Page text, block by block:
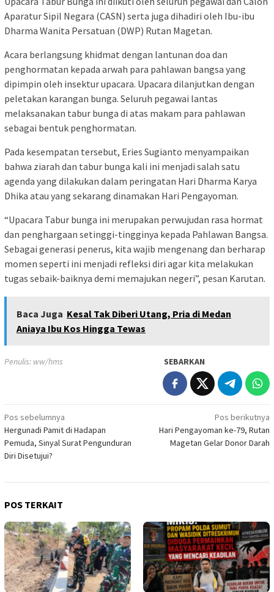
Aparatur Sipil Negara (CASN) serta juga dihadiri oleh Ibu-ibu
Dharma Wanita Persatuan (DWP) Rutan Magetan.
Acara berlangsung khidmat dengan lantunan doa dan
penghormatan kepada arwah para pahlawan bangsa yang
dipimpin oleh insektur upacara. Upacara dilanjutkan dengan
peletakan karangan bunga. Seluruh pegawai lantas
melaksanakan tabur bunga di atas makam para pahlawan
sebagai bentuk penghormatan.
Pada kesempatan tersebut, Eries Sugianto menyampaikan
bahwa ziarah dan tabur bunga kali ini menjadi salah satu
agenda yang dilakukan dalam peringatan Hari Dharma Karya
Dhika atau yang sekarang dinamakan Hari Pengayoman.
“Upacara Tabur bunga ini merupakan perwujudan rasa hormat
dan penghargaan setinggi-tingginya kepada Pahlawan Bangsa.
Sebagai generasi penerus, kita wajib mengenang dan berharap
momen seperti ini menjadi refleksi diri agar kita melakukan
tugas sebaik-baiknya demi memajukan negeri”, pesan Karutan.
Baca Juga Kesal Tak Diberi Utang, Pria di Medan
Aniaya Ibu Kos Hingga Tewas
Penulis: ww/hms SEBARKAN
Navigasi
pos
Pos sebelumnya
Hergunadi Pamit di Hadapan
Pemuda, Sinyal Surat Pengunduran
Diri Disetujui?
Pos berikutnya
Hari Pengayoman ke-79, Rutan
Magetan Gelar Donor Darah
POS TERKAIT